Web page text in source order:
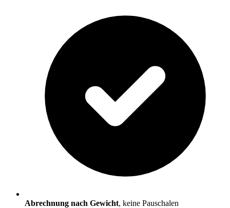
Abrechnung nach Gewicht, keine Pauschalen